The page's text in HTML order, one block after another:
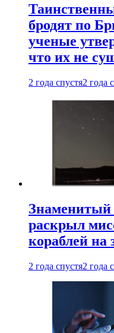
бродят по
ученые
что их не
2 года спустя2 года
Знаменитый
раскрыл
кораблей на
2 года спустя2 года